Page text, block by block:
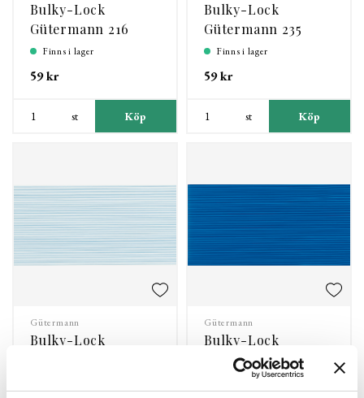
Bulky-Lock
Gütermann 216
Finns i lager
59 kr
st Köp
Bulky-Lock
Gütermann 235
Finns i lager
59 kr
st Köp
Gütermann
Bulky-Lock
Gütermann
Bulky-Lock
Gütermann 322
Finns i lager